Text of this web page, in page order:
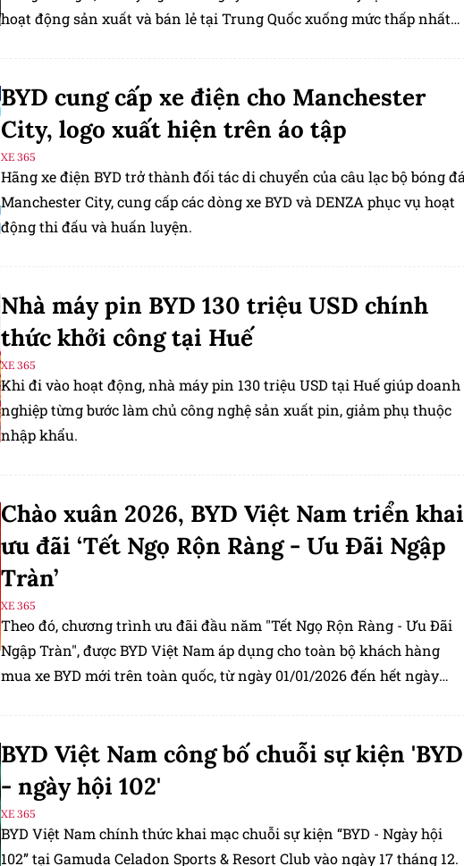
hoạt động sản xuất và bán lẻ tại Trung Quốc xuống mức thấp nhất
BYD cung cấp xe điện cho Manchester
City, logo xuất hiện trên áo tập
XE 365
Hãng xe điện BYD trở thành đối tác di chuyển của câu lạc bộ bóng
Manchester City, cung cấp các dòng xe BYD và DENZA phục vụ hoạt
động thi đấu và huấn luyện.
Nhà máy pin BYD 130 triệu USD chính
thức khởi công tại Huế
XE 365
Khi đi vào hoạt động, nhà máy pin 130 triệu USD tại Huế giúp doanh
nghiệp từng bước làm chủ công nghệ sản xuất pin, giảm phụ thuộc
nhập khẩu.
Chào xuân 2026, BYD Việt Nam triển khai
ưu đãi ‘Tết Ngọ Rộn Ràng - Ưu Đãi Ngập
Tràn’
XE 365
Theo đó, chương trình ưu đãi đầu năm "Tết Ngọ Rộn Ràng - Ưu Đãi
Ngập Tràn", được BYD Việt Nam áp dụng cho toàn bộ khách hàng
mua xe BYD mới trên toàn quốc, từ ngày 01/01/2026 đến hết ngày
BYD Việt Nam công bố chuỗi sự kiện 'BYD
- ngày hội 102'
XE 365
BYD Việt Nam chính thức khai mạc chuỗi sự kiện “BYD - Ngày hội
102” tại Gamuda Celadon Sports & Resort Club vào ngày 17 tháng 12.